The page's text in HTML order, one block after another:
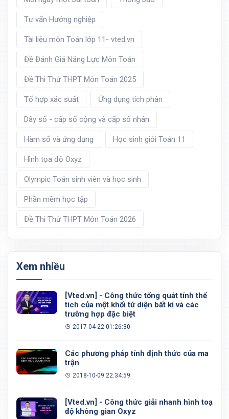
Tư vấn Hướng nghiệp
Tài liệu môn Toán lớp 11- vted.vn
Đề Đánh Giá Năng Lực Môn Toán
Đề Thi Thử THPT Môn Toán 2025
Tổ hợp xác suất Ứng dụng tích phân
Dãy số - cấp số cộng và cấp số nhân
Hàm số và ứng dụng Học sinh giỏi Toán 11
Hình tọa độ Oxyz
Olympic Toán sinh viên và học sinh
Phần mềm học tập
Đề Thi Thử THPT Môn Toán 2026
Xem nhiều
[Vted.vn] - Công thức tổng quát tính thể
tích của một khối tứ diện bất kì và các
trường hợp đặc biệt
2017-04-22 01:26:30
Các phương pháp tính định thức của ma
trận
2018-10-09 22:34:59
[Vted.vn] - Công thức giải nhanh hình toạ
độ không gian Oxyz